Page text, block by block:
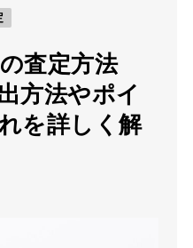
査定方法
方法やポイ
を詳しく解